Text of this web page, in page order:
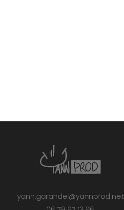
yann.garandel@yannprod.net